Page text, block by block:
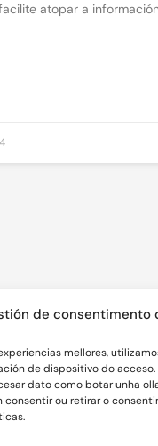
de consentimento
mellores,
de dispositivo do
dato como botar unha
consentir ou retirar o
atopar a